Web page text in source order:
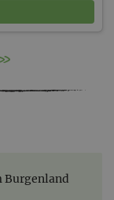
Burgenland